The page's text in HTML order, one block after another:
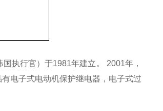
执行官）于1981年建立。 2001年，
电子式电动机保护继电器，电子式过